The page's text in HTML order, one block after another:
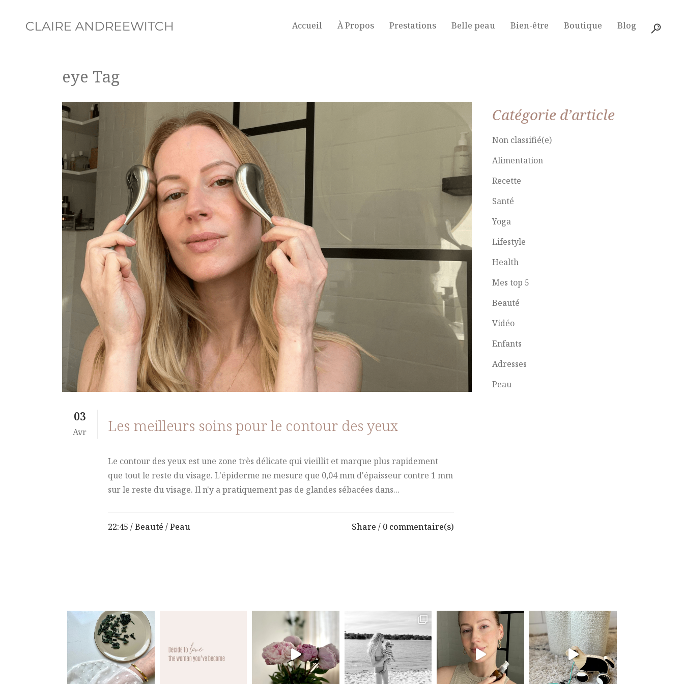
Accueil À Propos Prestations Belle peau Bien-être Boutique Blog
eye Tag
03
Avr Les meilleurs soins pour le contour des yeux
Le contour des yeux est une zone très délicate qui vieillit et marque plus rapidement
que tout le reste du visage. L'épiderme ne mesure que 0,04 mm d'épaisseur contre 1 mm
sur le reste du visage. Il n'y a pratiquement pas de glandes sébacées dans...
22:45 /Beauté /Peau Share 0 commentaire(s)
Catégorie d’article
Non classifié(e)
Alimentation
Recette
Santé
Yoga
Lifestyle
Health
Mes top 5
Beauté
Vidéo
Enfants
Adresses
Peau